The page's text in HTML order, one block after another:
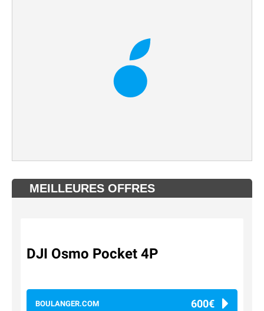
MEILLEURES OFFRES
DJI Osmo Pocket 4P
BOULANGER.COM 600€